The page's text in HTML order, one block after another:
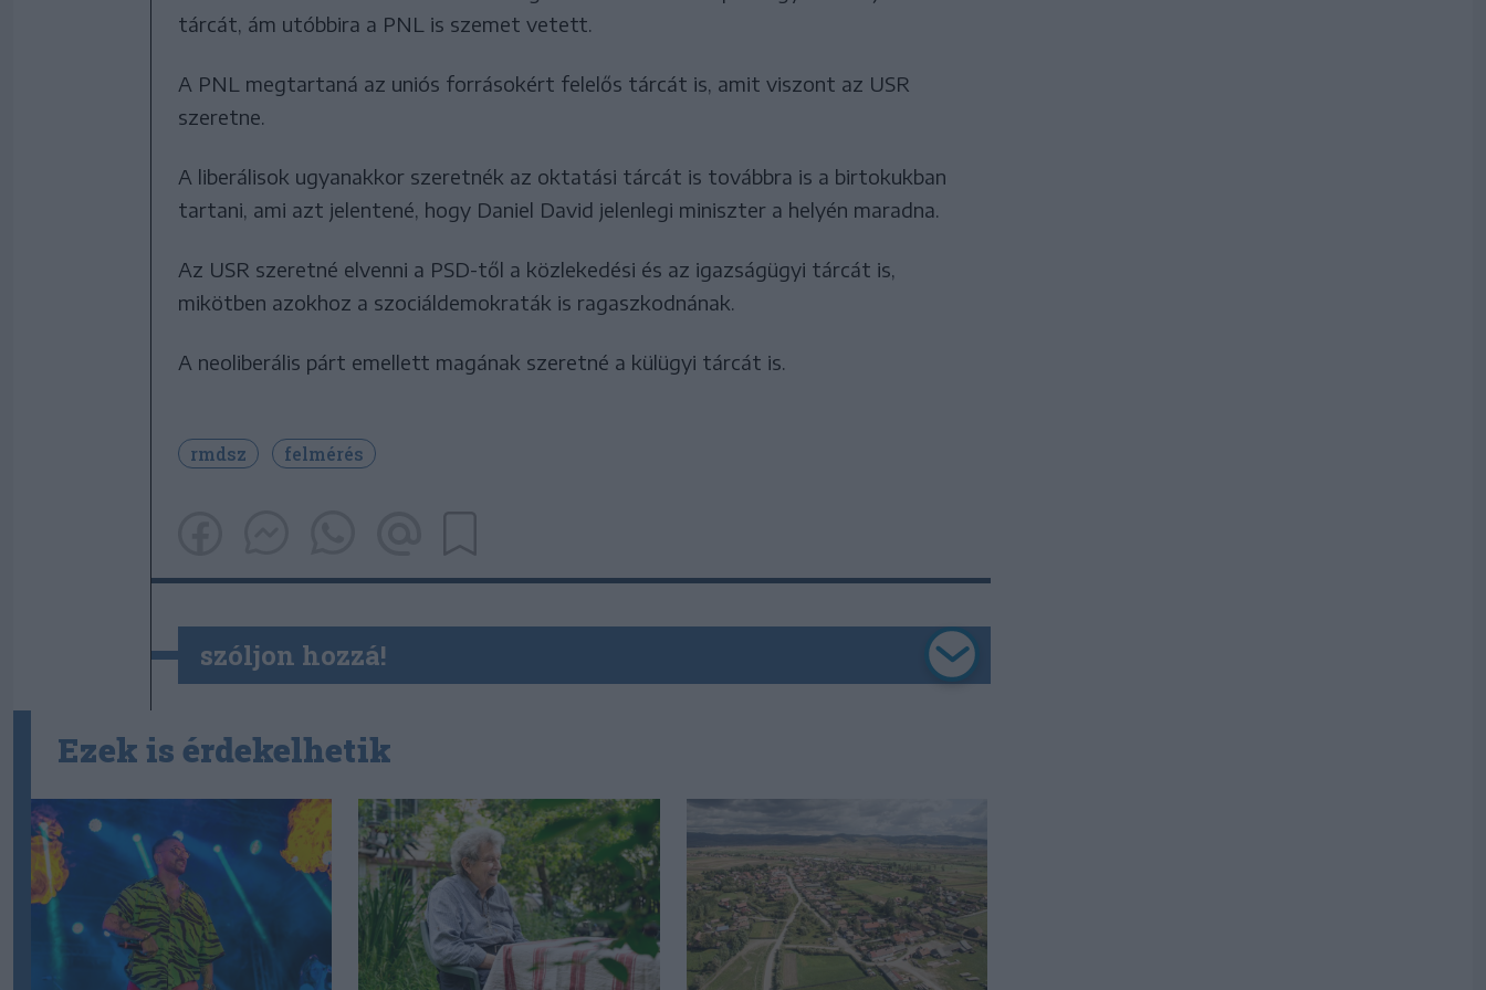
tárcát, ám utóbbira a PNL is szemet vetett.
A PNL megtartaná az uniós forrásokért felelős tárcát is, amit viszont az USR
szeretne.
A liberálisok ugyanakkor szeretnék az oktatási tárcát is továbbra is a birtokukban
tartani, ami azt jelentené, hogy Daniel David jelenlegi miniszter a helyén maradna.
Az USR szeretné elvenni a PSD-től a közlekedési és az igazságügyi tárcát is,
mikötben azokhoz a szociáldemokraták is ragaszkodnának.
A neoliberális párt emellett magának szeretné a külügyi tárcát is.
rmdsz felmérés
szóljon hozzá!
Ezek is érdekelhetik